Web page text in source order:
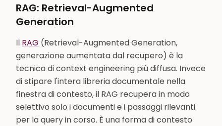
RAG: Retrieval-Augmented
Generation
Il RAG (Retrieval-Augmented Generation,
generazione aumentata dal recupero) è la
tecnica di context engineering più diffusa. Invece
di stipare l'intera libreria documentale nella
finestra di contesto, il RAG recupera in modo
selettivo solo i documenti e i passaggi rilevanti
per la query in corso. È una forma di contesto